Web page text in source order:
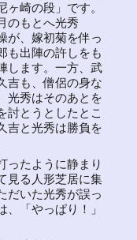
崎の段」です。
のもとへ光秀
が、嫁初菊を伴っ
も出陣の許しをも
します。一方、武
吉も、僧侶の身な
光秀はそのあとを
討とうとしたとこ
吉と光秀は勝負を
ったように静まり
見る人形芝居に集
だいた光秀が誤っ
「やっぱり！」